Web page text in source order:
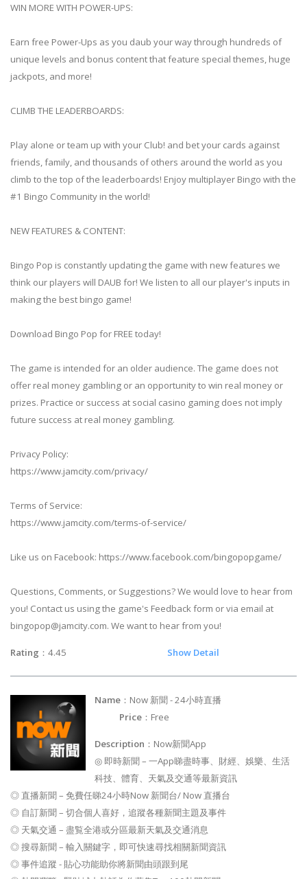
WIN MORE WITH POWER-UPS:
Earn free Power-Ups as you daub your way through hundreds of
unique levels and bonus content that feature special themes, huge
jackpots, and more!
CLIMB THE LEADERBOARDS:
Play alone or team up with your Club! and bet your cards against
friends, family, and thousands of others around the world as you
climb to the top of the leaderboards! Enjoy multiplayer Bingo with the
#1 Bingo Community in the world!
NEW FEATURES & CONTENT:
Bingo Pop is constantly updating the game with new features we
think our players will DAUB for! We listen to all our player's inputs in
making the best bingo game!
Download Bingo Pop for FREE today!
The game is intended for an older audience. The game does not
offer real money gambling or an opportunity to win real money or
prizes. Practice or success at social casino gaming does not imply
future success at real money gambling.
Privacy Policy:
https://www.jamcity.com/privacy/
Terms of Service:
https://www.jamcity.com/terms-of-service/
Like us on Facebook: https://www.facebook.com/bingopopgame/
Questions, Comments, or Suggestions? We would love to hear from
you! Сontact us using the game's Feedback form or via email at
bingopop@jamcity.com. We want to hear from you!
Rating ：4.45 Show Detail
Name ：Now 新聞 - 24小時直播
Price ：Free
Description ：Now新聞App
◎ 即時新聞 – 一App睇盡時事、財經、娛樂、生活
科技、體育、天氣及交通等最新資訊
◎ 直播新聞 – 免費任睇24小時Now 新聞台/ Now 直播台
◎ 自訂新聞 – 切合個人喜好，追蹤各種新聞主題及事件
◎ 天氣交通 – 盡覧全港或分區最新天氣及交通消息
◎ 搜尋新聞 – 輸入關鍵字，即可快速尋找相關新聞資訊
◎ 事件追蹤 - 貼心功能助你將新聞由頭跟到尾